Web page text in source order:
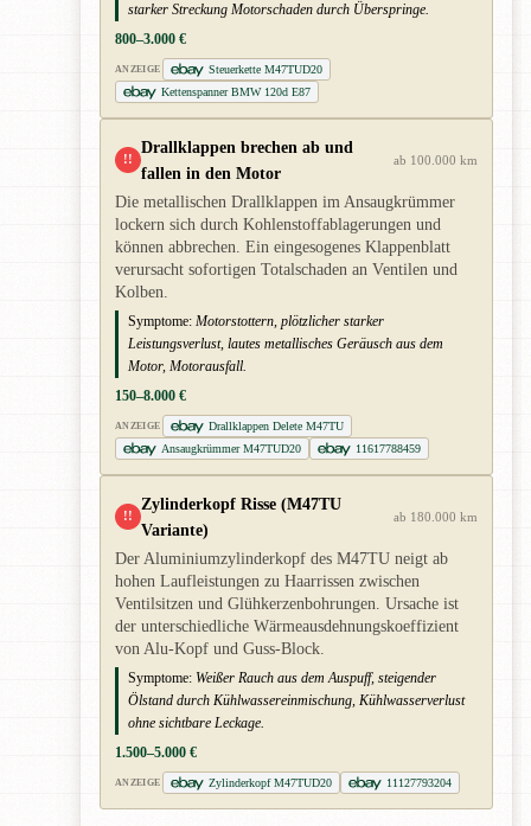
starker Streckung Motorschaden durch Überspringe.
800–3.000 €
ANZEIGE
Steuerkette M47TUD20
Kettenspanner BMW 120d E87
!!
Drallklappen brechen ab und
fallen in den Motor
ab 100.000 km
Die metallischen Drallklappen im Ansaugkrümmer
lockern sich durch Kohlenstoffablagerungen und
können abbrechen. Ein eingesogenes Klappenblatt
verursacht sofortigen Totalschaden an Ventilen und
Kolben.
Symptome: Motorstottern, plötzlicher starker
Leistungsverlust, lautes metallisches Geräusch aus dem
Motor, Motorausfall.
150–8.000 €
ANZEIGE
Drallklappen Delete M47TU
Ansaugkrümmer M47TUD20
11617788459
!!
Zylinderkopf Risse (M47TU
Variante)
ab 180.000 km
Der Aluminiumzylinderkopf des M47TU neigt ab
hohen Laufleistungen zu Haarrissen zwischen
Ventilsitzen und Glühkerzenbohrungen. Ursache ist
der unterschiedliche Wärmeausdehnungskoeffizient
von Alu-Kopf und Guss-Block.
Symptome: Weißer Rauch aus dem Auspuff, steigender
Ölstand durch Kühlwassereinmischung, Kühlwasserverlust
ohne sichtbare Leckage.
1.500–5.000 €
ANZEIGE Zylinderkopf M47TUD20 11127793204